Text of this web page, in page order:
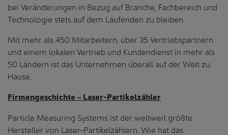
bei Veränderungen in Bezug auf Branche, Fachbereich und
Technologie stets auf dem Laufenden zu bleiben.
Mit mehr als 450 Mitarbeitern, über 35 Vertriebspartnern
und einem lokalen Vertrieb und Kundendienst in mehr als
50 Ländern ist das Unternehmen überall auf der Welt zu
Hause.
Firmengeschichte – Laser-Partikelzähler
Particle Measuring Systems ist der weltweit größte
Hersteller von Laser-Partikelzählern. Wie hat das